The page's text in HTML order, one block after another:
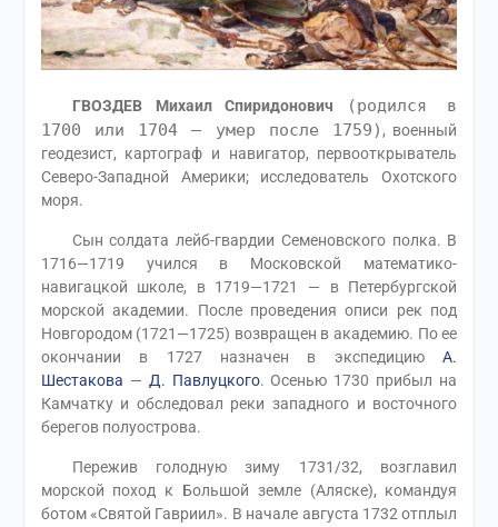
ГВОЗДЕВ Михаил Спиридонович
(родился в
1700 или 1704 — умер после 1759) , военный
геодезист, картограф и навигатор, первооткрыватель
Северо-Западной Америки; исследователь Охотского
моря.
Сын солдата лейб-гвардии Семеновского полка. В
1716—1719 учился в Московской математико-
навигацкой школе, в 1719—1721 — в Петербургской
морской академии. После проведения описи рек под
Новгородом (1721—1725) возвращен в академию. По ее
окончании в 1727 назначен в экспедициюА.
Шестакова — Д. Павлуцкого. Осенью 1730 прибыл на
Камчатку и обследовал реки западного и восточного
берегов полуострова.
Пережив голодную зиму 1731/32, возглавил
морской поход к Большой земле (Аляске), командуя
ботом «Святой Гавриил». В начале августа 1732 отплыл